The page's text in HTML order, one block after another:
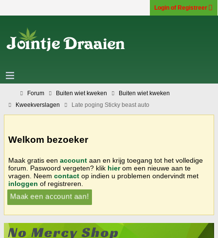
Login of Registreer
Forum Buiten wiet kweken
Buiten wiet kweken
Kweekverslagen
Late poging Sticky beast auto
Welkom bezoeker
Maak gratis een account aan en krijg toegang tot het volledige
forum. Paswoord vergeten? klik hierom een nieuwe aan te
vragen. Neem contact op indien u problemen ondervindt met
inloggen of registreren.
Maak een account aan!